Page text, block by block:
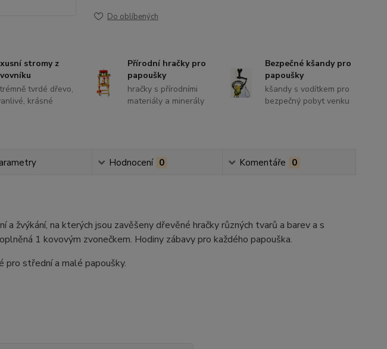
Do oblíbených
stromy z
tvrdé dřevo,
krásné
Přírodní hračky pro
papoušky
hračky s přírodními
materiály a minerály
Bezpečné kšandy pro
papoušky
kšandy s vodítkem pro
bezpečný pobyt venku
Hodnocení 0 Komentáře 0
a žvýkání, na kterých jsou zavěšeny dřevěné hračky různých tvarů a barev a s
1 kovovým zvonečkem. Hodiny zábavy pro každého papouška.
pro střední a malé papoušky.